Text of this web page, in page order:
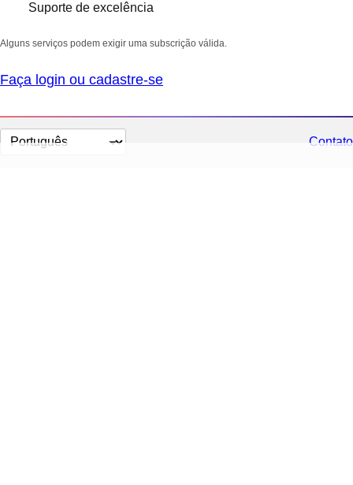
Suporte de excelência
Alguns serviços podem exigir uma subscrição válida.
Faça login ou cadastre-se
Selecionar
Contato